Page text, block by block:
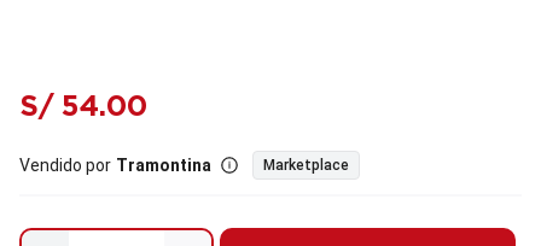
S/ 54.00
Vendido por Tramontina Marketplace